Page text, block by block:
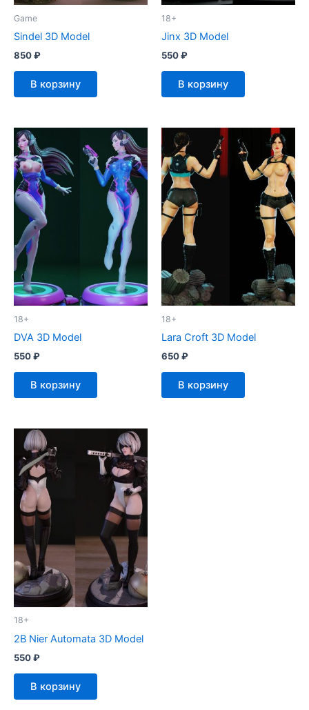
Game
Sindel 3D Model
850₽
В корзину
18+
Jinx 3D Model
550₽
В корзину
18+
DVA 3D Model
550₽
В корзину
18+
Lara Croft 3D Model
650₽
В корзину
18+
2B Nier Automata 3D Model
550₽
В корзину